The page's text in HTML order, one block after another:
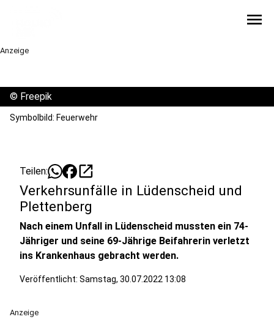
menu
Anzeige
© Freepik
Symbolbild: Feuerwehr
Teilen: open_in_new
Verkehrsunfälle in Lüdenscheid und
Plettenberg
Nach einem Unfall in Lüdenscheid mussten ein 74-
Jähriger und seine 69-Jährige Beifahrerin verletzt
ins Krankenhaus gebracht werden.
Veröffentlicht: Samstag, 30.07.2022 13:08
Anzeige